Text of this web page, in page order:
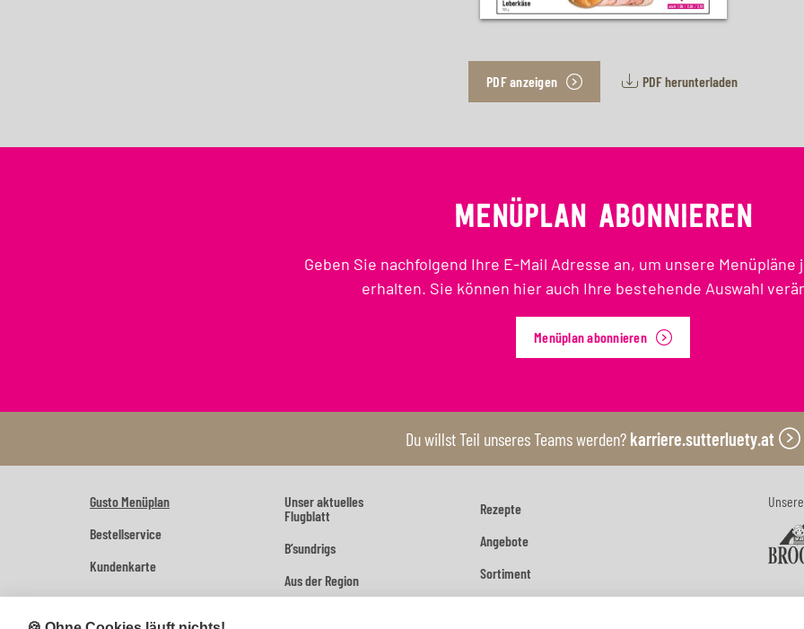
PDF anzeigen PDF herunterladen
MENÜPLAN ABONNIEREN
Geben Sie nachfolgend Ihre E-Mail Adresse an, um unsere Menüpläne
erhalten. Sie können hier auch Ihre bestehende Auswahl
Menüplan abonnieren
Du willst Teil unseres Teams werden? karriere.sutterluety.at
Gusto Menüplan
Bestellservice
Kundenkarte
Unser aktuelles
Flugblatt
B’sundrigs
Aus der Region
Rezepte
Angebote
Sortiment